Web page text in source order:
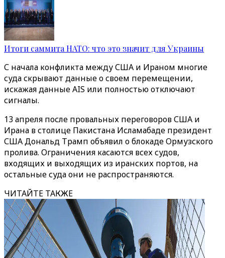
Итоги саммита НАТО: что это значит для Украины
С начала конфликта между США и Ираном многие
суда скрывают данные о своем перемещении,
искажая данные AIS или полностью отключают
сигналы.
13 апреля после провальных переговоров США и
Ирана в столице Пакистана Исламабаде президент
США Дональд Трамп объявил о блокаде Ормузского
пролива. Ограничения касаются всех судов,
входящих и выходящих из иранских портов, на
остальные суда они не распространяются.
ЧИТАЙТЕ ТАКЖЕ